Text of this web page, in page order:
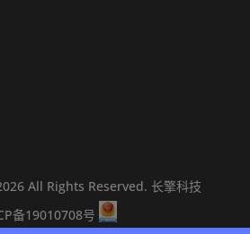
All Rights Reserved. 长擎科技
备19010708号